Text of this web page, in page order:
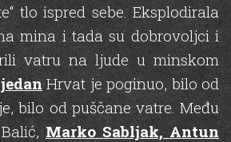
tlo ispred sebe. Eksplodirala
mina i tada su dobrovoljci i
vatru na ljude u minskom
Hrvat je poginuo, bilo od
bilo od puščane vatre. Među
Marko Sabljak, Antun